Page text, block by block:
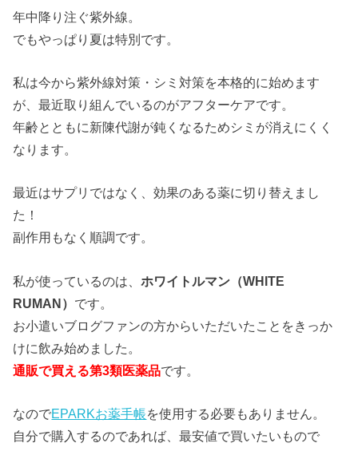
年中降り注ぐ紫外線。
でもやっぱり夏は特別です。
私は今から紫外線対策・シミ対策を本格的に始めます
が、最近取り組んでいるのがアフターケアです。
年齢とともに新陳代謝が鈍くなるためシミが消えにくく
なります。
最近はサプリではなく、効果のある薬に切り替えまし
た！
副作用もなく順調です。
私が使っているのは、ホワイトルマン（WHITE
RUMAN） です。
お小遣いブログファンの方からいただいたことをきっか
けに飲み始めました。
通販で買える第3類医薬品です。
なのでEPARKお薬手帳を使用する必要もありません。
自分で購入するのであれば、最安値で買いたいもので